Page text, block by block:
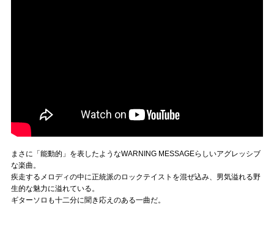
まさに「能動的」を表したようなWARNING MESSAGEらしいアグレッシブ
な楽曲。
疾走するメロディの中に正統派のロックテイストを混ぜ込み、男気溢れる野
生的な魅力に溢れている。
ギターソロも十二分に聞き応えのある一曲だ。